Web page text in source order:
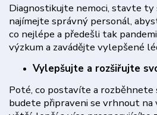
Diagnostikujte nemoci, stavte
najímejte správný personál,
co nejlépe a předešli tak
výzkum a zavádějte vylepšené
Vylepšujte a rozšiřujte
Poté, co postavíte a rozběhnete
budete připraveni se vrhnout